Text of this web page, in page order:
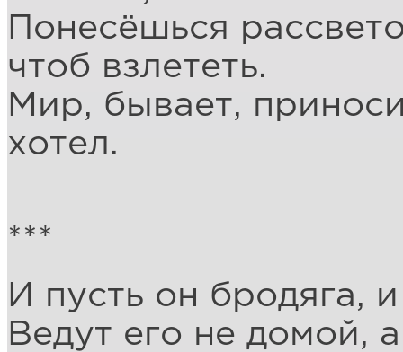
Понесёшься
чтоб взлететь.
Мир, бывает,
хотел.
***
И пусть он бродяга,
Ведут его не домой,